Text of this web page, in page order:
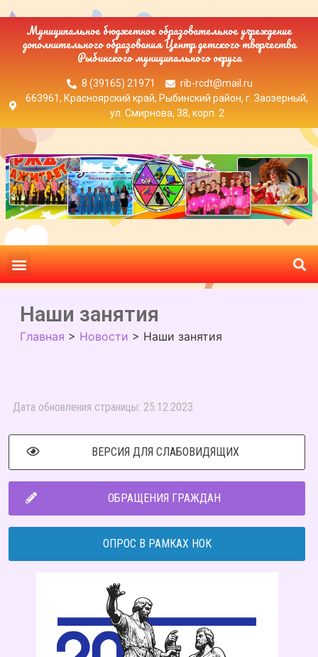
Муниципальное бюджетное образовательное учреждение
дополнительного образования Центр детского творчества
Рыбинского муниципального округа
8 (39165) 21971
rib-rcdt@mail.ru
663961, Красноярский край, Рыбинский район, г. Заозерный,
ул. Смирнова, 38, корп. 2
Наши занятия
Главная > Новости > Наши занятия
Дата обновления страницы: 25.12.2023
ВЕРСИЯ ДЛЯ СЛАБОВИДЯЩИХ
ОБРАЩЕНИЯ ГРАЖДАН
ОПРОС В РАМКАХ НОК